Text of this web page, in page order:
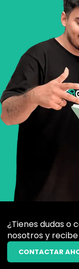
¿Tienes dudas o
nosotros y
CONTACTAR